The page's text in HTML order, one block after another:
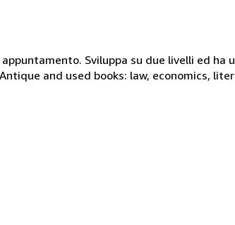
Sviluppa su due livelli ed ha
and used books: law, economics,